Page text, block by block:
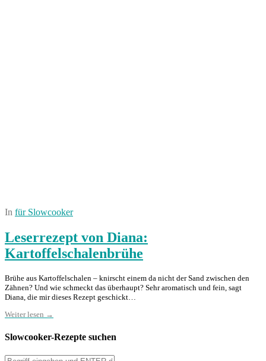
In für Slowcooker
Leserrezept von Diana:
Kartoffelschalenbrühe
Brühe aus Kartoffelschalen – knirscht einem da nicht der Sand zwischen den
Zähnen? Und wie schmeckt das überhaupt? Sehr aromatisch und fein, sagt
Diana, die mir dieses Rezept geschickt…
Weiter lesen →
Slowcooker-Rezepte suchen